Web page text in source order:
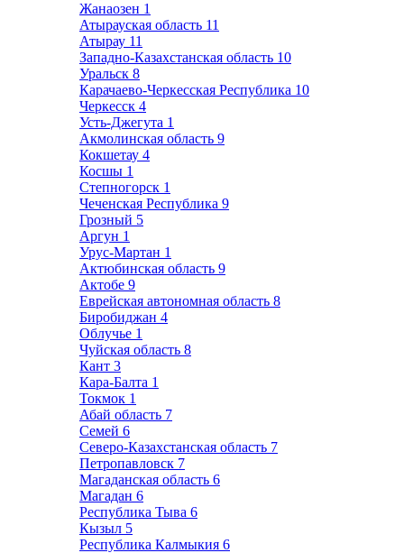
Жанаозен 1
Атырауская область 11
Атырау 11
Западно-Казахстанская область 10
Уральск 8
Карачаево-Черкесская Республика 10
Черкесск 4
Усть-Джегута 1
Акмолинская область 9
Кокшетау 4
Косшы 1
Степногорск 1
Чеченская Республика 9
Грозный 5
Аргун 1
Урус-Мартан 1
Актюбинская область 9
Актобе 9
Еврейская автономная область 8
Биробиджан 4
Облучье 1
Чуйская область 8
Кант 3
Кара-Балта 1
Токмок 1
Абай область 7
Семей 6
Северо-Казахстанская область 7
Петропавловск 7
Магаданская область 6
Магадан 6
Республика Тыва 6
Кызыл 5
Республика Калмыкия 6